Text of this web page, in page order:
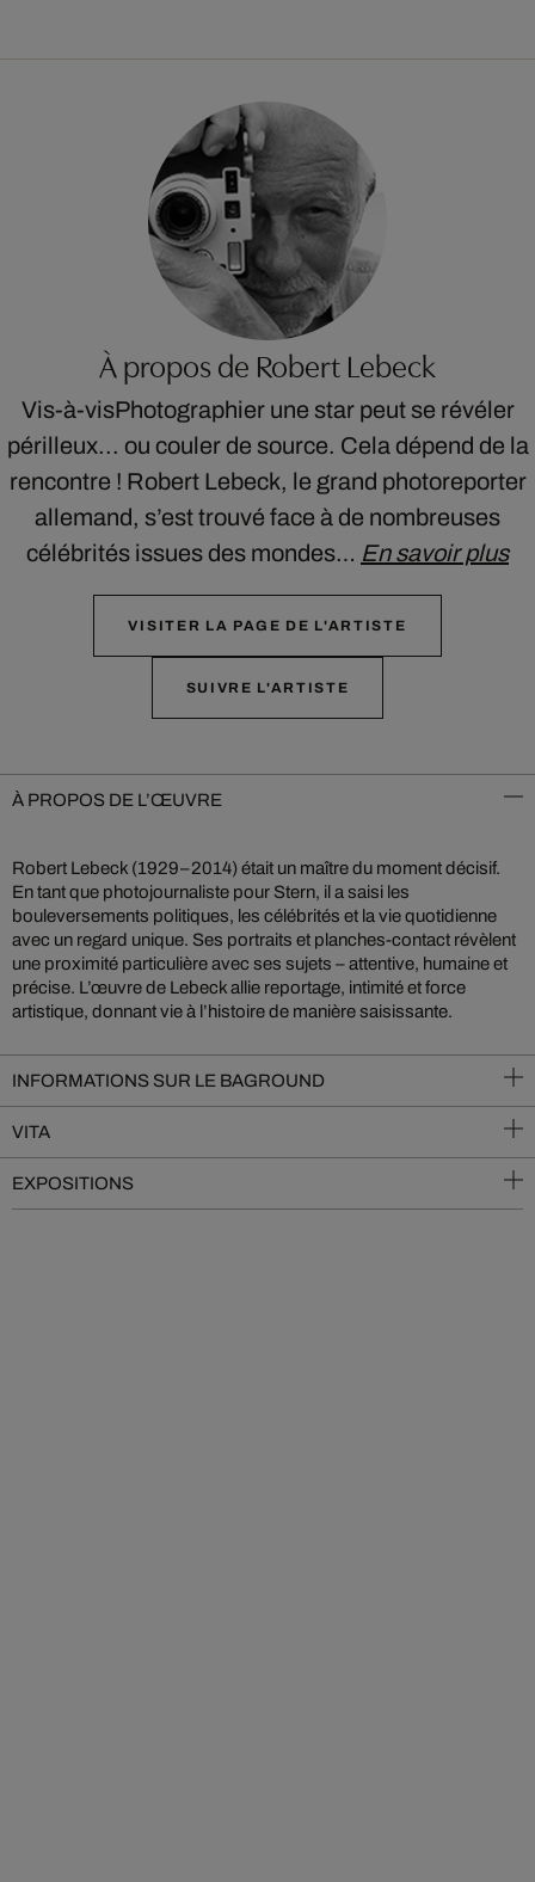
À propos de Robert Lebeck
Vis-à-visPhotographier une star peut se révéler
périlleux... ou couler de source. Cela dépend de la
rencontre ! Robert Lebeck, le grand photoreporter
allemand, s’est trouvé face à de nombreuses
célébrités issues des mondes… En savoir plus
VISITER LA PAGE DE L'ARTISTE
SUIVRE L'ARTISTE
À PROPOS DE L’ŒUVRE
Robert Lebeck (1929–2014) était un maître du moment décisif.
En tant que photojournaliste pour Stern, il a saisi les
bouleversements politiques, les célébrités et la vie quotidienne
avec un regard unique. Ses portraits et planches-contact révèlent
une proximité particulière avec ses sujets – attentive, humaine et
précise. L’œuvre de Lebeck allie reportage, intimité et force
artistique, donnant vie à l’histoire de manière saisissante.
INFORMATIONS SUR LE BAGROUND
VITA
EXPOSITIONS